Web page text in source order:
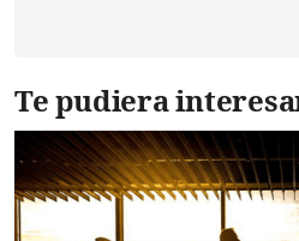
Te pudiera